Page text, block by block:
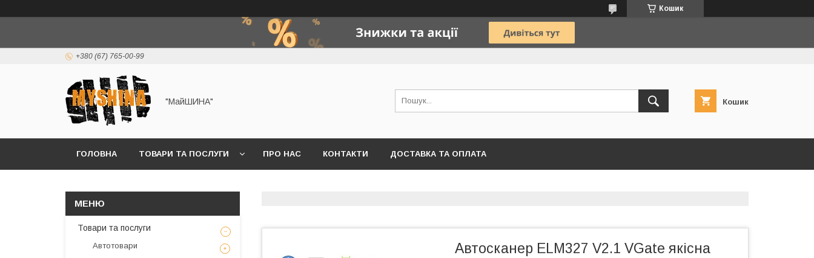
Кошик
+380 (67) 765-00-99
"МайШИНА" Кошик
ГОЛОВНА ТОВАРИ ТА ПОСЛУГИ ПРО НАС КОНТАКТИ ДОСТАВКА ТА ОПЛАТА
Автосканер ELM327 V2.1 VGate якісна
Товари та послуги
Автотовари